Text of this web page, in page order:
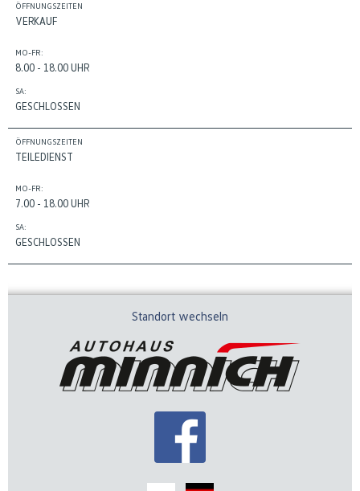
ÖFFNUNGSZEITEN
VERKAUF
MO-FR:
8.00 - 18.00 UHR
SA:
GESCHLOSSEN
ÖFFNUNGSZEITEN
TEILEDIENST
MO-FR:
7.00 - 18.00 UHR
SA:
GESCHLOSSEN
Standort wechseln